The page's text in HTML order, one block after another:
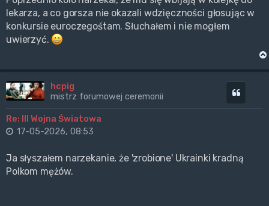
lekarza, a co gorsza nie okazali wdzięczności głosując w
konkursie euroczegośtam. Słuchałem i nie mogłem
uwierzyć.
hcpig
mistrz forumowej ceremonii
Re: III Wojna Światowa
17-05-2026, 08:53
Ja słyszałem narzekanie, że 'zrobione' Ukrainki kradną
Polkom mężów.